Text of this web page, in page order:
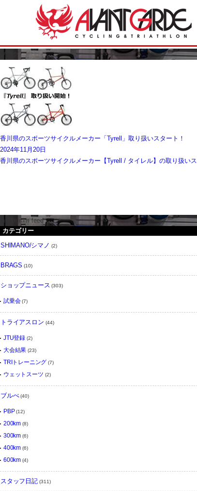
ブログ
香川県のスポーツサイクルメーカー「Tyrell」取り扱いスタート！
2024年11月20日
香川県のスポーツサイクルメーカー【Tyrell / タイレル】の取り扱
instargram feed
カテゴリー
SHIMANO/シマノ (2)
BRAGS (10)
ショップニュース (303)
試乗会(7)
トライアスロン (44)
JTU登録 (2)
大会結果 (23)
TRIトレーニング (7)
ウェットスーツ (2)
ブルべ(40)
PBP(12)
200km (8)
300km (6)
400km (6)
600km (4)
スタッフ日記(311)